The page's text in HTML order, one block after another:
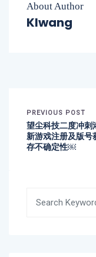
About Author
Klwang
PREVIOUS POST
望尘科技二度冲刺
新游戏注册及版号
存不确定性￼